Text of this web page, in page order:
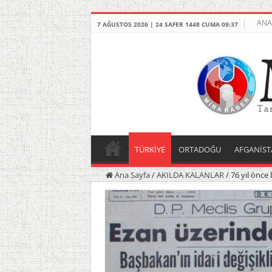
7 AĞUSTOS 2026 | 24 SAFER 1448 CUMA 09:37
TÜRKİYE ORTADOĞU
Ana Sayfa/AKILDA KALANLAR/76 yıl